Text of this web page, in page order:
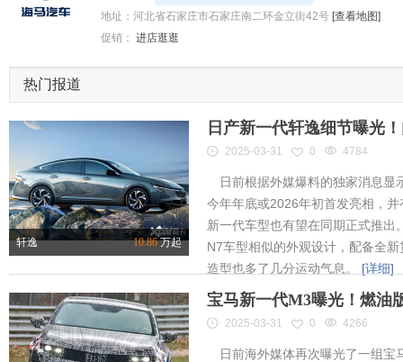
地址： 河北省石家庄市石家庄南二环金立街42号 [查看地图]
促销： 进店逛逛
热门报道
轩逸 10.86万起
日产新一代轩逸细节曝光
2025-03-31 0 4784
日前根据外媒爆料的独家消息显
今年年底或2026年初首发亮相，
新一代车型也有望在同期正式推出
N7车型相似的外观设计，配备全
造型也多了几分运动气息。 [详细]
宝马新一代M3曝光！燃油
2025-03-31 0 4266
日前海外媒体再次曝光了一组宝